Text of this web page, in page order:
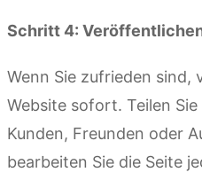
Schritt 4:
Wenn Sie zufrieden sind,
Website sofort. Teilen
Kunden, Freunden oder
bearbeiten Sie die Seite